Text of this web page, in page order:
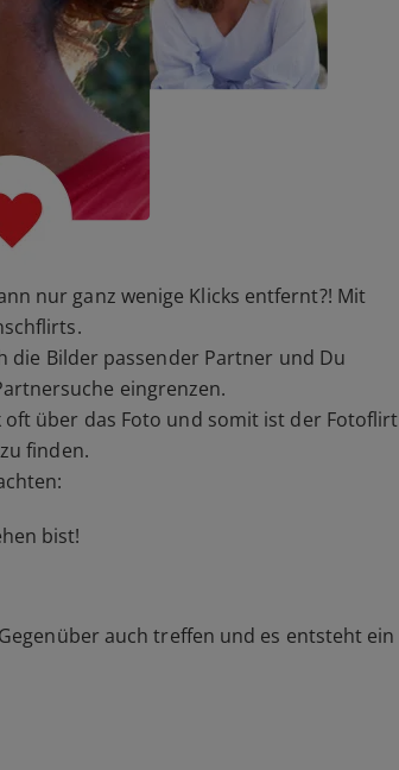
nur ganz wenige Klicks entfernt?! Mit
Bilder passender Partner und Du
eingrenzen.
über das Foto und somit ist der Fotoflirt
finden.
bist!
auch treffen und es entsteht ein